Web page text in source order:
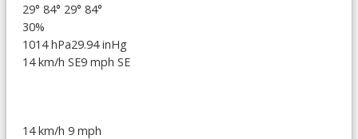
29° 84° 29° 84°
30%
1014 hPa29.94 inHg
14 km/h SE9 mph SE
14 km/h 9 mph